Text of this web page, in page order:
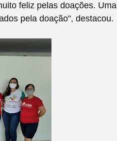
feliz pelas doações. Uma
pela doação", destacou.